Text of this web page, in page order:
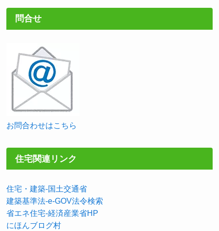
問合せ
お問合わせはこちら
住宅関連リンク
住宅・建築-国土交通省
建築基準法-e-GOV法令検索
省エネ住宅-経済産業省HP
にほんブログ村